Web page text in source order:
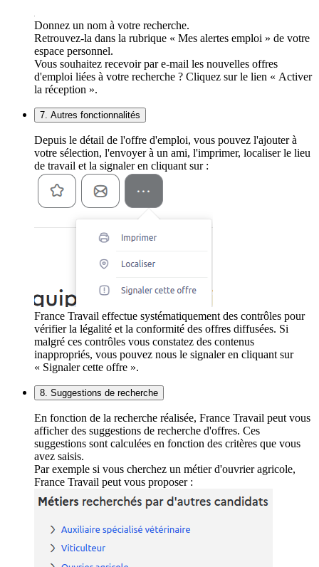
Donnez un nom à votre recherche.
Retrouvez-la dans la rubrique « Mes alertes emploi » de votre
espace personnel.
Vous souhaitez recevoir par e-mail les nouvelles offres
d'emploi liées à votre recherche ? Cliquez sur le lien « Activer
la réception ».
7. Autres fonctionnalités
Depuis le détail de l'offre d'emploi, vous pouvez l'ajouter à
votre sélection, l'envoyer à un ami, l'imprimer, localiser le lieu
de travail et la signaler en cliquant sur :
France Travail effectue systématiquement des contrôles pour
vérifier la légalité et la conformité des offres diffusées. Si
malgré ces contrôles vous constatez des contenus
inappropriés, vous pouvez nous le signaler en cliquant sur
« Signaler cette offre ».
8. Suggestions de recherche
En fonction de la recherche réalisée, France Travail peut vous
afficher des suggestions de recherche d'offres. Ces
suggestions sont calculées en fonction des critères que vous
avez saisis.
Par exemple si vous cherchez un métier d'ouvrier agricole,
France Travail peut vous proposer :